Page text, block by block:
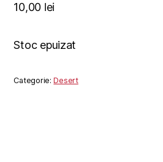
10,00 lei
Stoc epuizat
Categorie:Desert